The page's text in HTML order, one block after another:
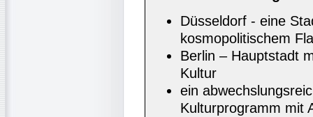
Düsseldorf - eine
kosmopolitischem
Berlin – Hauptstadt
Kultur
ein
Kulturprogramm mit